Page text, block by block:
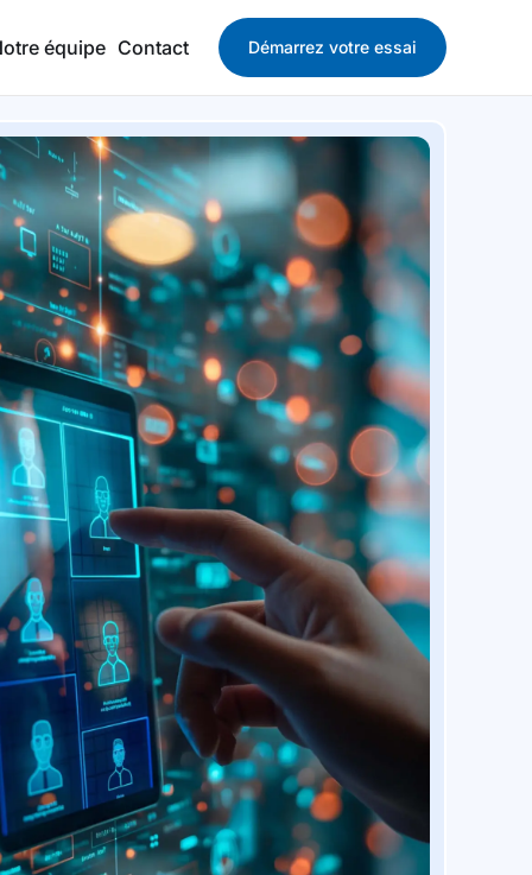
équipe Contact Démarrez votre essai